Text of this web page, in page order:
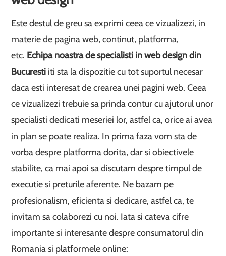
Este destul de greu sa exprimi ceea ce vizualizezi, in
materie de pagina web, continut, platforma,
etc. Echipa noastra de specialisti in web design din
Bucuresti iti sta la dispozitie cu tot suportul necesar
daca esti interesat de crearea unei pagini web. Ceea
ce vizualizezi trebuie sa prinda contur cu ajutorul unor
specialisti dedicati meseriei lor, astfel ca, orice ai avea
in plan se poate realiza. In prima faza vom sta de
vorba despre platforma dorita, dar si obiectivele
stabilite, ca mai apoi sa discutam despre timpul de
executie si preturile aferente. Ne bazam pe
profesionalism, eficienta si dedicare, astfel ca, te
invitam sa colaborezi cu noi. Iata si cateva cifre
importante si interesante despre consumatorul din
Romania si platformele online: